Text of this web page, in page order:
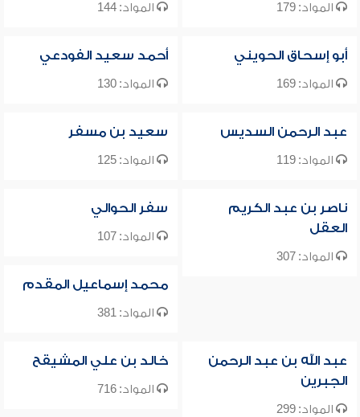
المواد: 179 المواد: 144
أبو إسحاق الحويني
المواد: 169
أحمد سعيد الفودعي
المواد: 130
عبد الرحمن السديس
المواد: 119
سعيد بن مسفر
المواد: 125
ناصر بن عبد الكريم
العقل
المواد: 307
سفر الحوالي
المواد: 107
محمد إسماعيل المقدم
المواد: 381
عبد الله بن عبد الرحمن
الجبرين
المواد: 299
خالد بن علي المشيقح
المواد: 716